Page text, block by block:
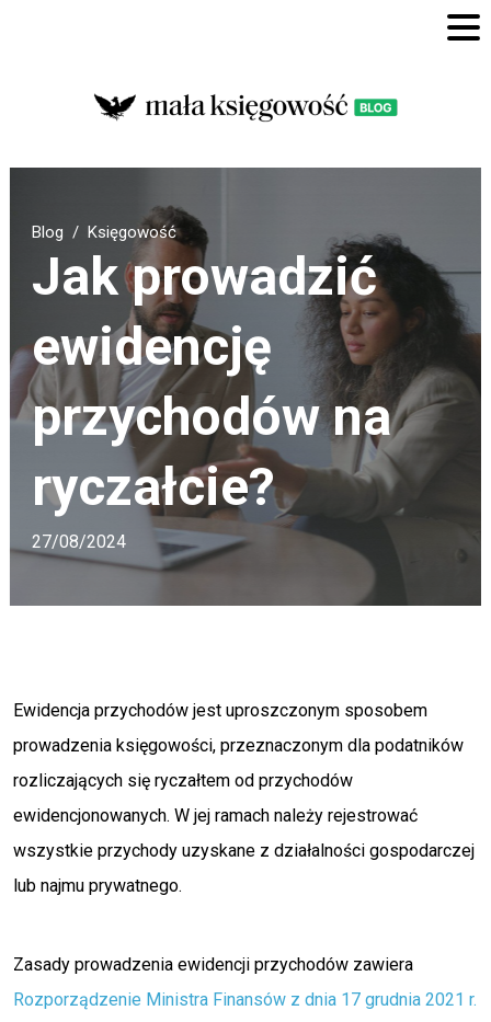
Blog Księgowość
Jak prowadzić
ewidencję
przychodów na
ryczałcie?
27/08/2024
Ewidencja przychodów jest uproszczonym sposobem
prowadzenia księgowości, przeznaczonym dla podatników
rozliczających się ryczałtem od przychodów
ewidencjonowanych. W jej ramach należy rejestrować
wszystkie przychody uzyskane z działalności gospodarczej
lub najmu prywatnego.
Zasady prowadzenia ewidencji przychodów zawiera
Rozporządzenie Ministra Finansów z dnia 17 grudnia 2021 r.